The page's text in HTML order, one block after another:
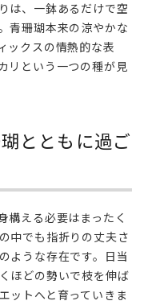
は、一鉢あるだけで空
青珊瑚本来の涼やかな
ックスの情熱的な表
リという一つの種が見
とともに過ご
構える必要はまったく
中でも指折りの丈夫さ
ような存在です。日当
ほどの勢いで枝を伸ば
ットへと育っていきま